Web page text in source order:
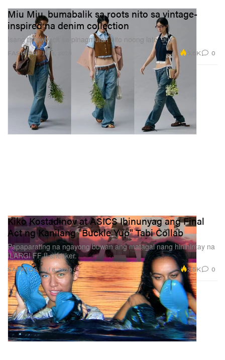
FASHION
Miu Miu, bumabalik sa roots nito sa vintage-
inspired na denim collection
Isang throwback sa pinagmulan nito noong late ’90s.
Jul 8, 2026 3.6K 0
SAPATOS
Kiko Kostadinov at ASICS Ibinunyag ang Final
Act ng Kanilang "Buckle Yup" Tabi Collab
Papaparating na ngayong buwan ang matagal nang hinihintay na
ILARGI FF II sneaker.
Jul 8, 2026 2.5K 0